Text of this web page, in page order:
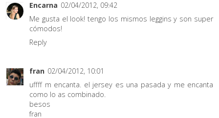
Encarna 02/04/2012, 09:42
Me gusta el look! tengo los mismos leggins y son super
cómodos!
Reply
fran 02/04/2012, 10:01
uffff m encanta. el jersey es una pasada y me encanta
como lo as combinado.
besos
fran